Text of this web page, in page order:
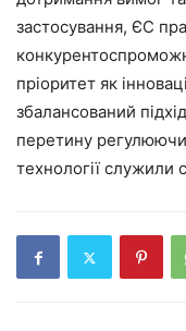
застосування, ЄС
пріоритет як
збалансований
перетину
технології служили